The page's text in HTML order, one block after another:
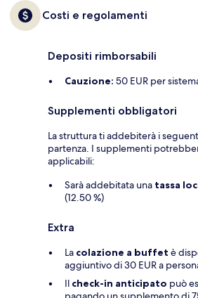
Costi e regolamenti
Depositi rimborsabili
Cauzione: 50 EUR per
Supplementi obbligatori
La struttura ti addebiterà i
partenza. I supplementi
applicabili:
Sarà addebitata una tassa
(12.50 %)
Extra
La colazione a buffet è
aggiuntivo di 30 EUR a
Il check-in anticipato può